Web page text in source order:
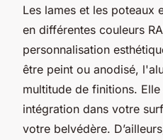
Les lames et les poteaux
en différentes couleurs
personnalisation
être peint ou anodisé,
multitude de finitions.
intégration dans votre
votre belvédère.